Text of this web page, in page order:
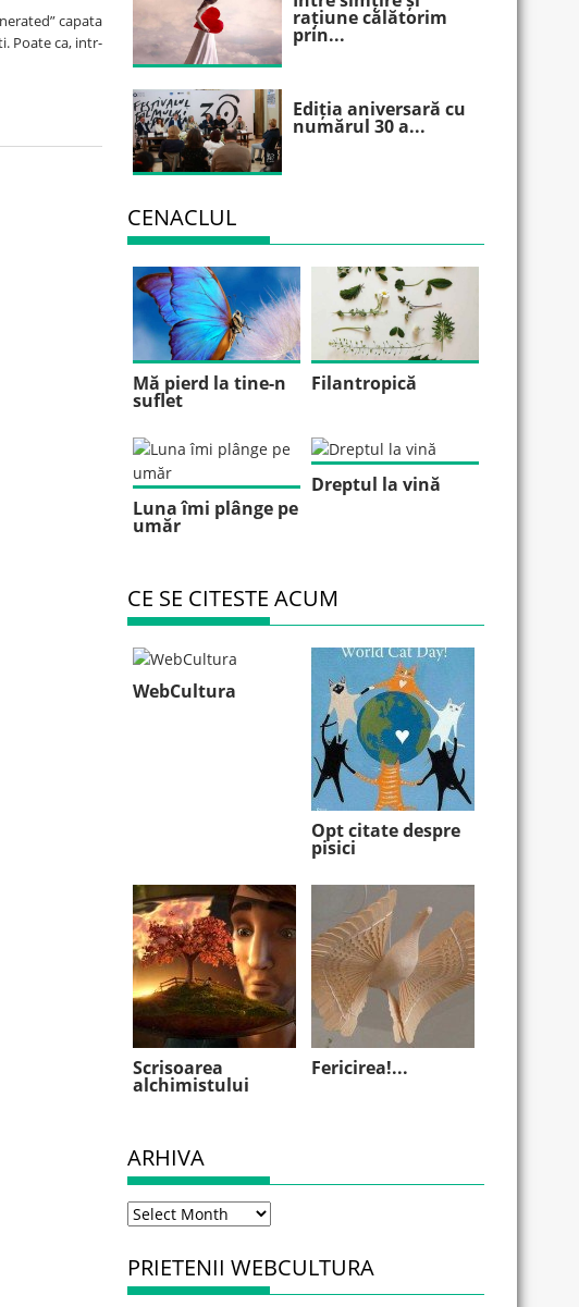
capata
Poate ca, intr-
rațiune călătorim
prin...
Ediția aniversară cu
numărul 30 a...
CENACLUL
Mă pierd la tine-n
suflet
Filantropică
Luna îmi plânge pe
umăr
Dreptul la vină
CE SE CITESTE ACUM
WebCultura
Opt citate despre
pisici
Scrisoarea
alchimistului
Fericirea!...
ARHIVA
Arhiva
PRIETENII WEBCULTURA